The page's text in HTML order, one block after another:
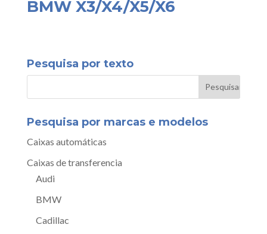
BMW X3/X4/X5/X6
Pesquisa por texto
Pesquisa por marcas e modelos
Caixas automáticas
Caixas de transferencia
Audi
BMW
Cadillac